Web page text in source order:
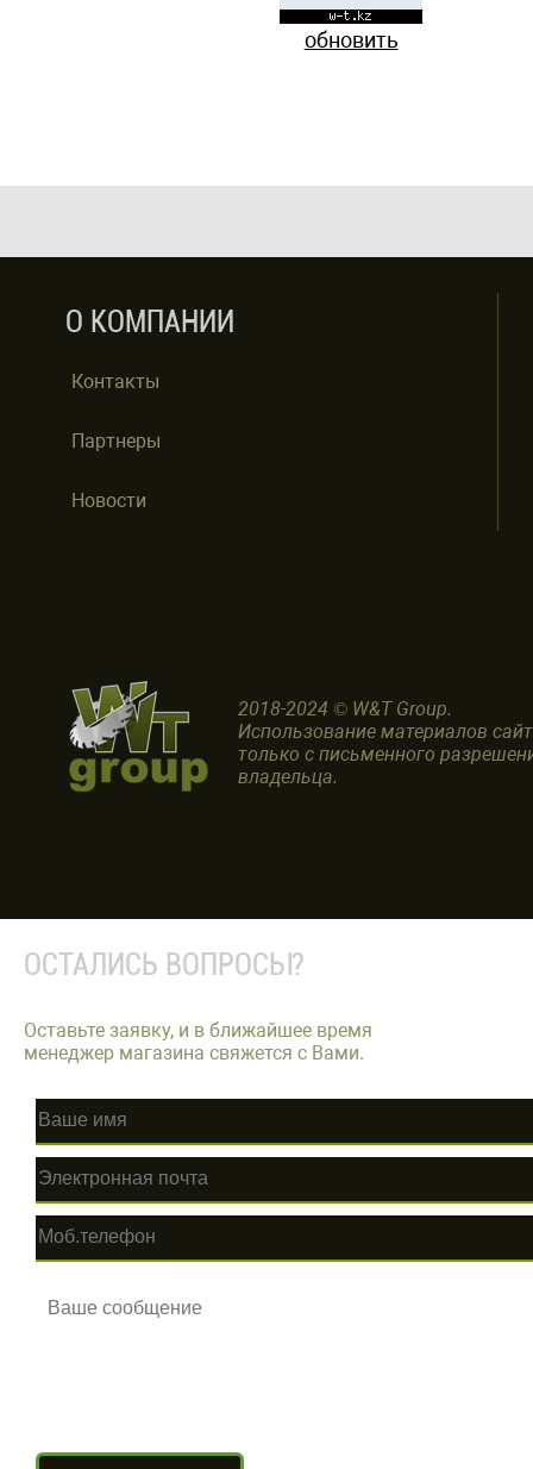
обновить
О КОМПАНИИ
Контакты
Партнеры
Новости
2018-2024 © W&T Group.
Использование материалов
только с письменного
владельца.
ОСТАЛИСЬ ВОПРОСЫ?
Оставьте заявку, и в ближайшее время
менеджер магазина свяжется с Вами.